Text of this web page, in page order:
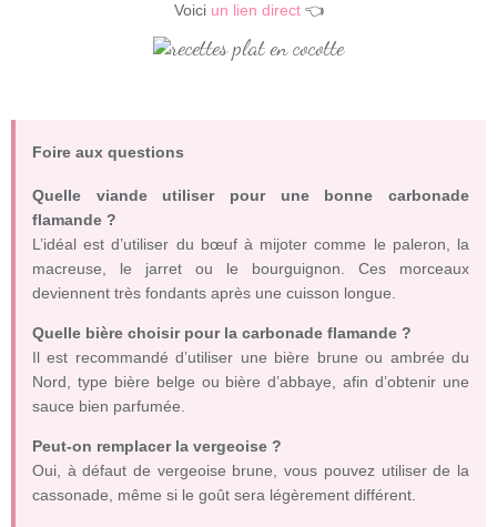
Voici un lien direct👈
Foire aux questions
Quelle viande utiliser pour une bonne carbonade
flamande ?
L’idéal est d’utiliser du bœuf à mijoter comme le paleron, la
macreuse, le jarret ou le bourguignon. Ces morceaux
deviennent très fondants après une cuisson longue.
Quelle bière choisir pour la carbonade flamande ?
Il est recommandé d’utiliser une bière brune ou ambrée du
Nord, type bière belge ou bière d’abbaye, afin d’obtenir une
sauce bien parfumée.
Peut-on remplacer la vergeoise ?
Oui, à défaut de vergeoise brune, vous pouvez utiliser de la
cassonade, même si le goût sera légèrement différent.